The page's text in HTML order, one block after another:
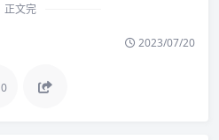
正文完
2023/07/20
0